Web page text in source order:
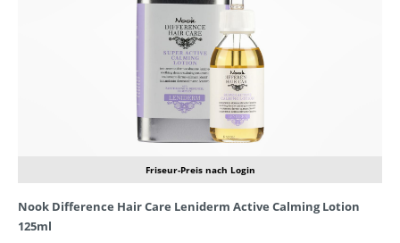
Friseur-Preis nach Login
Nook Difference Hair Care Leniderm Active Calming Lotion
125ml